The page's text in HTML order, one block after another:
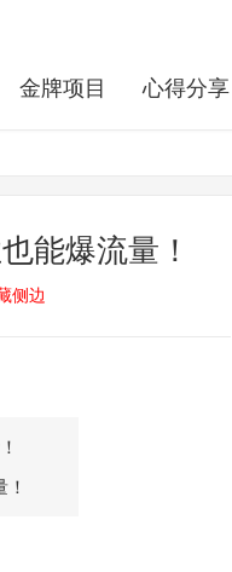
金牌项目 心得分享
能爆流量！
侧边